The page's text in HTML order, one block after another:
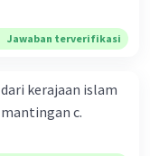
dan kabinet.
mencerminkan
selama
Jawaban terverifikasi
kerajaan islam